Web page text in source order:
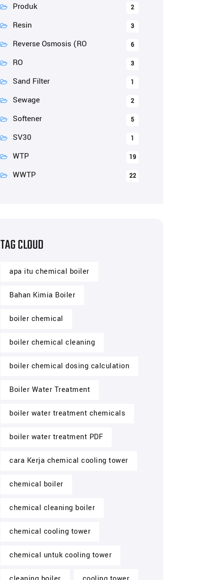
Produk 2
Resin 3
Reverse Osmosis (RO 6
RO 3
Sand Filter 1
Sewage 2
Softener 5
SV30 1
WTP 19
WWTP 22
TAG CLOUD
apa itu chemical boiler
Bahan Kimia Boiler
boiler chemical
boiler chemical cleaning
boiler chemical dosing calculation
Boiler Water Treatment
boiler water treatment chemicals
boiler water treatment PDF
cara Kerja chemical cooling tower
chemical boiler
chemical cleaning boiler
chemical cooling tower
chemical untuk cooling tower